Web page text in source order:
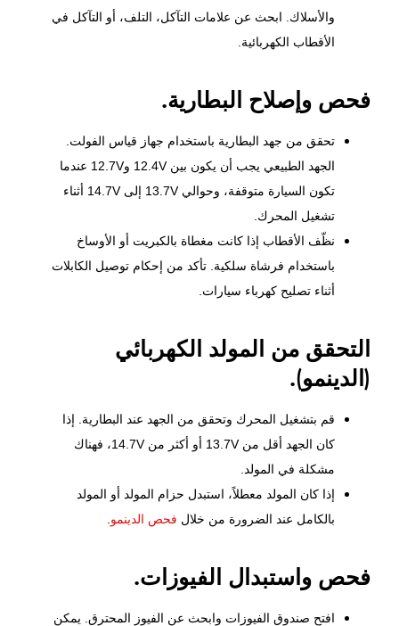
والأسلاك. ابحث عن علامات التآكل، التلف، أو التآكل في
الأقطاب الكهربائية.
فحص وإصلاح البطارية.
تحقق من جهد البطارية باستخدام جهاز قياس الفولت.
الجهد الطبيعي يجب أن يكون بين 12.4V و12.7V عندما
تكون السيارة متوقفة، وحوالي 13.7V إلى 14.7V أثناء
تشغيل المحرك.
نظّف الأقطاب إذا كانت مغطاة بالكبريت أو الأوساخ
باستخدام فرشاة سلكية. تأكد من إحكام توصيل الكابلات
أثناء تصليح كهرباء سيارات.
التحقق من المولد الكهربائي
(الدينمو).
قم بتشغيل المحرك وتحقق من الجهد عند البطارية. إذا
كان الجهد أقل من 13.7V أو أكثر من 14.7V، فهناك
مشكلة في المولد.
إذا كان المولد معطلاً، استبدل حزام المولد أو المولد
بالكامل عند الضرورة من خلال فحص الدينمو
فحص واستبدال الفيوزات.
افتح صندوق الفيوزات وابحث عن الفيوز المحترق. يمكن